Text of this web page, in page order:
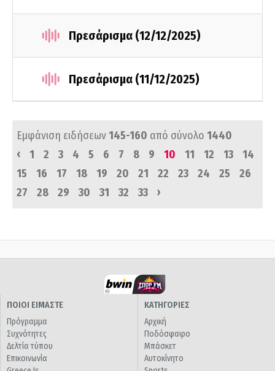
Πρεσάρισμα (12/12/2025)
Πρεσάρισμα (11/12/2025)
Εμφάνιση ειδήσεων145-160 από σύνολο 1440
‹
1 2 3 4 5 6 7 8 9 10 11 12 13
14
15
16 17 18 19 20 21 22 23 24 25
26
27
28 29 30 31 32 33 ›
ΠΟΙΟΙ ΕΙΜΑΣΤΕ
Πρόγραμμα
Συχνότητες
Δελτία τύπου
Επικοινωνία
ΚΑΤΗΓΟΡΙΕΣ
Αρχική
Ποδόσφαιρο
Μπάσκετ
Αυτοκίνητο